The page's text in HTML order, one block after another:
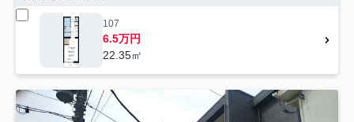
107
6.5万円
22.35㎡